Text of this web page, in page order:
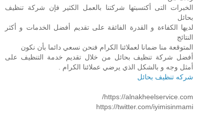
الخبرات التى أكتسبتها شركتنا بالعمل الكثير فإن شركة تنظيف
بحائل
لديها الكفاءة و القدرة الفائقة على تقديم أفضل الخدمات و أكثر
النتائج
المتوقعة منا ضمانا لعملائنا الكرام فنحن نسعي دائما بأن نكون
أفضل شركة تنظيف بحائل من خلال تقديم خدمة التنظيف على
أمثل وجه و بالشكل الذي يرضي عملائنا الكرام .
شركه تنظيف بحائل
https://alnakheelservice.com/
https://twitter.com/iyimisinmami